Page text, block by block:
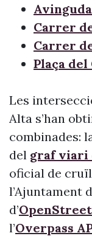
Carrer
Carrer
Plaça del
Les
Alta s’han
combinades:
del graf viari
oficial de
l’Ajuntament
d’
l’Overpass